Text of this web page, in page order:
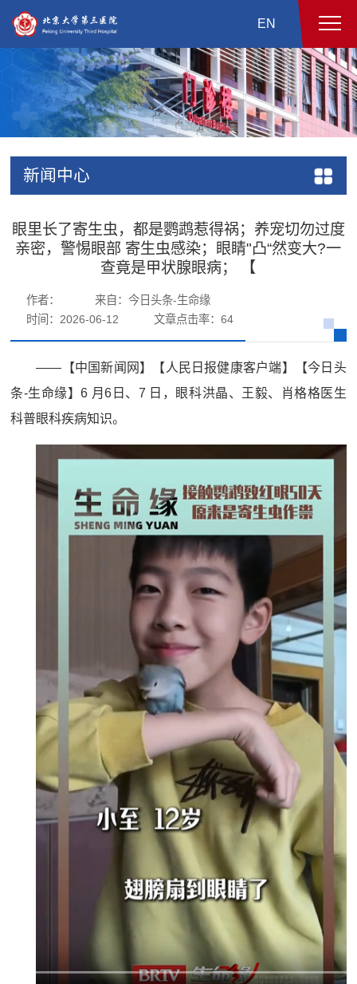
EN
新闻中心
眼里长了寄生虫，都是鹦鹉惹得祸；养宠切勿过度
亲密，警惕眼部 寄生虫感染；眼睛"凸“然变大?一
查竟是甲状腺眼病； 【
作者：
来自：今日头条-生命缘
时间：2026-06-12
文章点击率：64
——【中国新闻网】【人民日报健康客户端】【今日头
条-生命缘】6 月6日、7 日，眼科洪晶、王毅、肖格格医生
科普眼科疾病知识。